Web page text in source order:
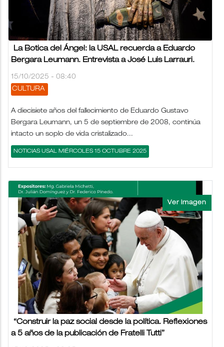
La Botica del Ángel: la USAL recuerda a Eduardo
Bergara Leumann. Entrevista a José Luis Larrauri.
15/10/2025 - 08:40
CULTURA
A diecisiete años del fallecimiento de Eduardo Gustavo
Bergara Leumann, un 5 de septiembre de 2008, continúa
intacto un soplo de vida cristalizado...
NOTICIAS USAL MIÉRCOLES 15 OCTUBRE 2025
“Construir la paz social desde la política. Reflexiones
a 5 años de la publicación de Fratelli Tutti”